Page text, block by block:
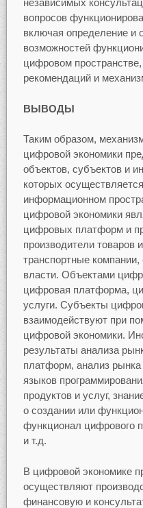
независимых
вопросов
включая определение и
возможностей
цифровом
рекомендаций и
ВЫВОДЫ
Таким образом,
цифровой экономики
объектов, субъектов и
которых
информационном
цифровой экономики
цифровых платформ и
производители товаров
транспортные компании,
власти. Объектами
цифровая платформа,
услуги. Субъекты
взаимодействуют при
цифровой экономики.
результаты анализа
платформ, анализ
языков
продуктов и услуг,
о создании или
функционал цифрового
и т.д.
В цифровой экономике
осуществляют
финансовую и